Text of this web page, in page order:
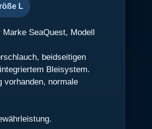
L
SeaQuest, Modell
beidseitigen
Bleisystem.
vorhanden, normale